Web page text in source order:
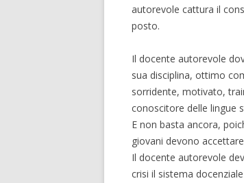
autorevole cattura il
posto.
Il docente autorevole
sua disciplina, ottimo
sorridente, motivato,
conoscitore delle lingue
E non basta ancora,
giovani devono
Il docente autorevole
crisi il sistema